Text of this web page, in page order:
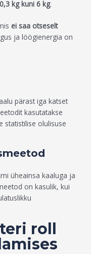
0,3 kg kuni 6 kg.
ei saa otseselt
ja löögienergia on
pärast iga katset
kasutatakse
statistilise olulisuse
üheainsa kaaluga ja
on kasulik, kui
roll